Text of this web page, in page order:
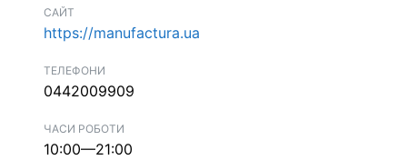
САЙТ
https://manufactura.ua
ТЕЛЕФОНИ
0442009909
ЧАСИ РОБОТИ
10:00—21:00